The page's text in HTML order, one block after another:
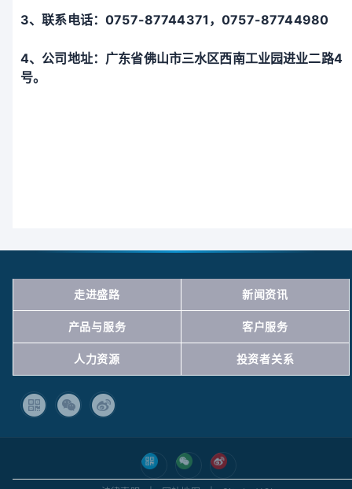
3、联系电话：0757-87744371 ，0757-87744980
4、公司地址：广东省佛山市三水区西南工业园进业二路4
号。
走进盛路 新闻资讯
产品与服务 客户服务
人力资源 投资者关系